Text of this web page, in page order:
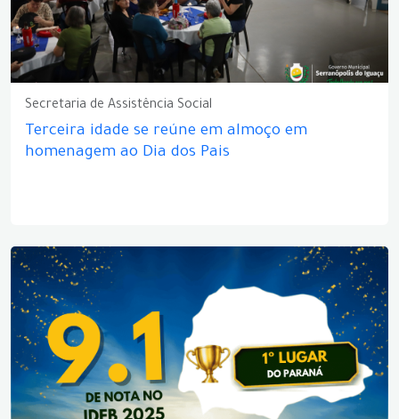
Secretaria de Assistência Social
Terceira idade se reúne em almoço em
homenagem ao Dia dos Pais